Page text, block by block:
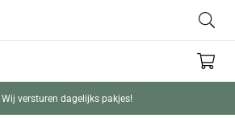
Wij versturen dagelijks pakjes!